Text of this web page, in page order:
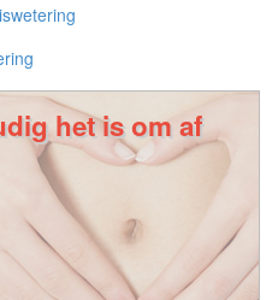
het is om af